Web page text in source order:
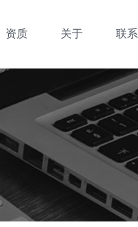
资质 关于 联系